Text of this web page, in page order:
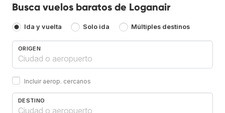
Busca vuelos baratos de Loganair
Ida y vuelta Solo ida Múltiples destinos
ORIGEN
Incluir aerop. cercanos
DESTINO